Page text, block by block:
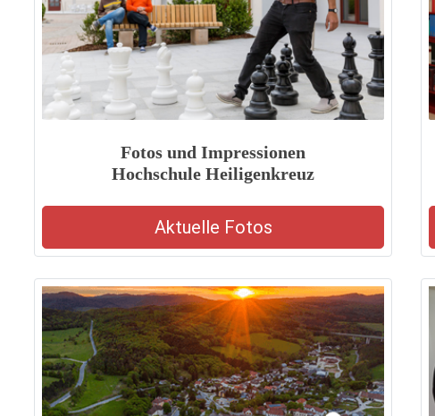
Fotos und Impressionen
Hochschule Heiligenkreuz
Aktuelle Fotos